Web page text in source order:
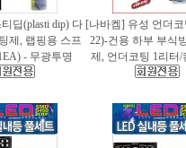
딥(plasti dip) 다
제, 랩핑용 스프
- 무광투명
[나바켐] 유성 언더
22)-건용 하부 부식
제, 언더코팅 1리터/